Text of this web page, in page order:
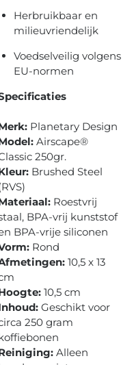
Herbruikbaar en
milieuvriendelijk
Voedselveilig volgens
EU-normen
Planetary Design
Airscape®
250gr.
Brushed Steel
Roestvrij
BPA-vrij kunststof
BPA-vrije siliconen
Rond
10,5 x 13
10,5 cm
Geschikt voor
250 gram
Alleen